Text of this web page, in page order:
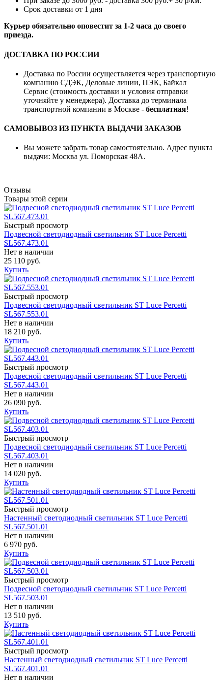
Срок доставки от 1 дня
Курьер обязательно оповестит за 1-2 часа до своего
приезда.
ДОСТАВКА ПО РОССИИ
Доставка по России осуществляется через транспортную
компанию СДЭК, Деловые линии, ПЭК, Байкал
Сервис (стоимость доставки и условия отправки
уточняйте у менеджера). Доставка до терминала
транспортной компании в Москве - бесплатная!
САМОВЫВОЗ ИЗ ПУНКТА ВЫДАЧИ ЗАКАЗОВ
Вы можете забрать товар самостоятельно. Адрес пункта
выдачи: Москва ул. Поморская 48А.
Отзывы
Товары этой серии
Быстрый просмотр
Подвесной светодиодный светильник ST Luce Percetti
SL567.473.01
Нет в наличии
25 110 руб.
Купить
Быстрый просмотр
Подвесной светодиодный светильник ST Luce Percetti
SL567.553.01
Нет в наличии
18 210 руб.
Купить
Быстрый просмотр
Подвесной светодиодный светильник ST Luce Percetti
SL567.443.01
Нет в наличии
26 090 руб.
Купить
Быстрый просмотр
Подвесной светодиодный светильник ST Luce Percetti
SL567.403.01
Нет в наличии
14 020 руб.
Купить
Быстрый просмотр
Настенный светодиодный светильник ST Luce Percetti
SL567.501.01
Нет в наличии
6 970 руб.
Купить
Быстрый просмотр
Подвесной светодиодный светильник ST Luce Percetti
SL567.503.01
Нет в наличии
13 510 руб.
Купить
Быстрый просмотр
Настенный светодиодный светильник ST Luce Percetti
SL567.401.01
Нет в наличии